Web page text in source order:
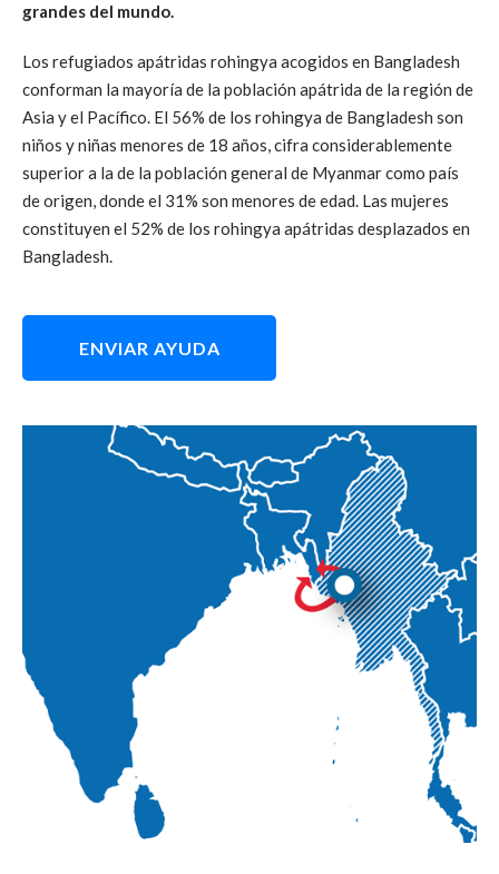
grandes del mundo.
Los refugiados apátridas rohingya acogidos en Bangladesh
conforman la mayoría de la población apátrida de la región de
Asia y el Pacífico. El 56% de los rohingya de Bangladesh son
niños y niñas menores de 18 años, cifra considerablemente
superior a la de la población general de Myanmar como país
de origen, donde el 31% son menores de edad. Las mujeres
constituyen el 52% de los rohingya apátridas desplazados en
Bangladesh.
ENVIAR AYUDA